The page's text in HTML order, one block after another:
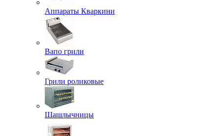
Аппараты Кваркини
Вапо грили
Грили роликовые
Шашлычницы